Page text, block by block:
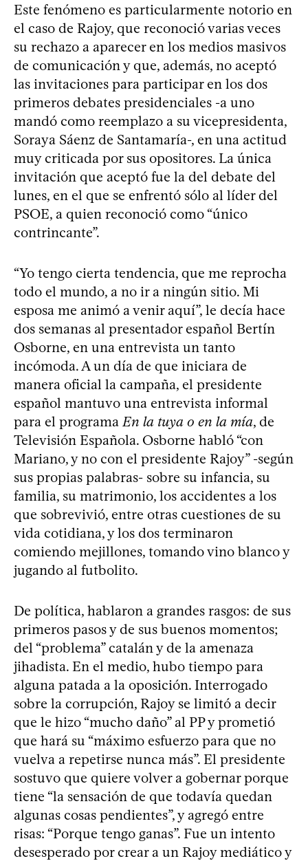
Este fenómeno es particularmente notorio en
el caso de Rajoy, que reconoció varias veces
su rechazo a aparecer en los medios masivos
de comunicación y que, además, no aceptó
las invitaciones para participar en los dos
primeros debates presidenciales -a uno
mandó como reemplazo a su vicepresidenta,
Soraya Sáenz de Santamaría-, en una actitud
muy criticada por sus opositores. La única
invitación que aceptó fue la del debate del
lunes, en el que se enfrentó sólo al líder del
PSOE, a quien reconoció como “único
contrincante”.
“Yo tengo cierta tendencia, que me reprocha
todo el mundo, a no ir a ningún sitio. Mi
esposa me animó a venir aquí”, le decía hace
dos semanas al presentador español Bertín
Osborne, en una entrevista un tanto
incómoda. A un día de que iniciara de
manera oficial la campaña, el presidente
español mantuvo una entrevista informal
para el programa En la tuya o en la mía, de
Televisión Española. Osborne habló “con
Mariano, y no con el presidente Rajoy” -según
sus propias palabras- sobre su infancia, su
familia, su matrimonio, los accidentes a los
que sobrevivió, entre otras cuestiones de su
vida cotidiana, y los dos terminaron
comiendo mejillones, tomando vino blanco y
jugando al futbolito.
De política, hablaron a grandes rasgos: de sus
primeros pasos y de sus buenos momentos;
del “problema” catalán y de la amenaza
jihadista. En el medio, hubo tiempo para
alguna patada a la oposición. Interrogado
sobre la corrupción, Rajoy se limitó a decir
que le hizo “mucho daño” al PP y prometió
que hará su “máximo esfuerzo para que no
vuelva a repetirse nunca más”. El presidente
sostuvo que quiere volver a gobernar porque
tiene “la sensación de que todavía quedan
algunas cosas pendientes”, y agregó entre
risas: “Porque tengo ganas”. Fue un intento
desesperado por crear a un Rajoy mediático y